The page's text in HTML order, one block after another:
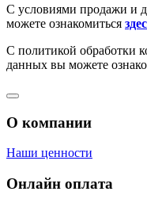
С условиями продажи и
можете ознакомиться
С политикой обработки
данных вы можете
О компании
Наши ценности
Онлайн оплата